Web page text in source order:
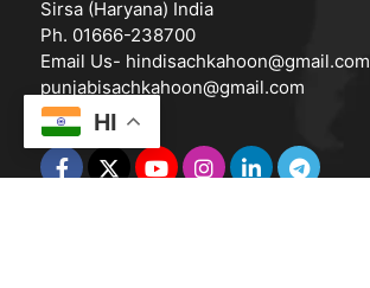
Sirsa (Haryana) India
Ph. 01666-238700
Email Us- hindisachkahoon@gmail.com
punjabisachkahoon@gmail.com
HI